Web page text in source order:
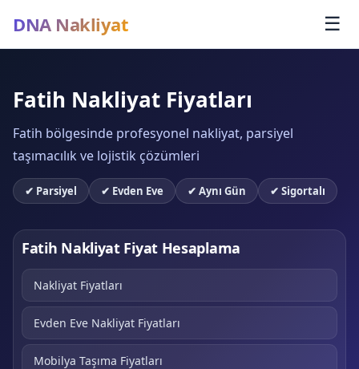
DNA Nakliyat ☰
Fatih Nakliyat Fiyatları
Fatih bölgesinde profesyonel nakliyat, parsiyel
taşımacılık ve lojistik çözümleri
✔ Parsiyel ✔ Evden Eve ✔ Aynı Gün ✔ Sigortalı
Fatih Nakliyat Fiyat Hesaplama
Nakliyat Fiyatları
Evden Eve Nakliyat Fiyatları
Mobilya Taşıma Fiyatları